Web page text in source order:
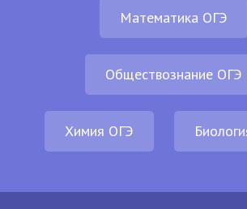
Математика ОГЭ
Обществознание ОГЭ
Химия ОГЭ